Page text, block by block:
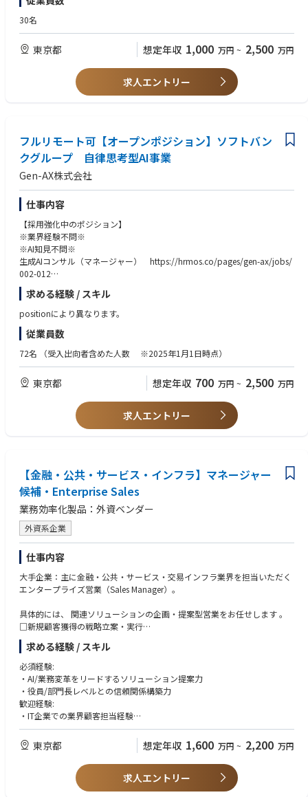
計・提案
◾️Enterprise Solution Selling
・経営層との信頼関係を構築し、長期的な戦略パートナーシップを推進
・代表や経営陣をエグゼクティブスポンサーとして巻き込み、案件戦略を
リード
・社内外のステークホルダーをオーケストレーションし、複雑な案件を推
◾️Business Expansion & Account Growth
・長期的なアカウント価値の最大化
◾️Sales Excellence
・アカウント攻略手法や営業プロセスの標準化・プレイブック整備
・市場・競合・業界動向を踏まえた営業戦略の高度化
・エンタープライズ営業組織のベストプラクティス構築への貢献
【仕事の魅力】
◾️保険会社と共に、業界全体を変革する戦略を描ける
保険会社との戦略的パートナーシップを構築し、保険業界全体の変革を推
進する役割を担っています。単一案件の受注ではなく、「業界インフラを
共創する」というスケールの大きな挑戦に携わることができます。
◾️ベンダーではなく、事業会社として保険業界の変革をリードできる
システム導入を目的とした提案ではなく、AIやSaaS、BPaaSを組み合わせ
Tベンダーでは得難い、事業会社ならではのスピード感とダイナミックな
挑戦をすることができます。
◾️経営陣と伴走しながら、日本を代表する保険会社を攻略できる
案件ごとに代表をはじめとした経営陣がエグゼクティブスポンサーとして
参画します。営業個人に任せるのではなく、経営陣やプロダクトチームが
一体となって大型案件を推進するため、より高い視座でアカウントマネジ
メントに取り組むことができます。
◾️営業組織そのものを創り上げるフェーズに携われる
現在は、保険会社向けエンタープライズ営業組織を立ち上げているフェー
ズです。案件を獲得するだけでなく、アカウント攻略手法や営業プロセス
・継続率向上、アップセル戦略、事業構造改善
・顧客からのヒアリングを通じた課題抽出からソリューションの商品化
◆組織・オペレーションの設計と仕組み化
・KPIモニタリング、KPI実現
・属人的な行政案件のプロジェクト運用を標準化
◆ステークホルダーとの高度な調整
・自治体職員、政府系機関、議会、地域事業者との関係構築
・顧客との折衝を通じたアップ/クロスセル、アカウントマネジメント
・長期パートナーシップを前提とした信頼醸成の推進
・マネジメントのご経験
・自治体・公共領域の経験
・急成長フェーズで、事業や組織のスケールを牽引した経験
・複数プロダクトを横断して、事業全体の成長戦略を推進した経験
・経営に近い立場で、高速な意思決定を実現した経験
伸ばしてきた方
・事業会社で新規事業を0→1で立ち上げ、P/L責任を持たれた方
・公共系スタートアップ等で、公共領域の事業を自ら成長させてきた方
30名
東京都 想定年収 1,000 万円 ~ 2,500 万円
求人エントリー
フルリモート可【オープンポジション】ソフトバン
クグループ 自律思考型AI事業
Gen-AX株式会社
仕事内容
【採用強化中のポジション】
※業界経験不問※
※AI知見不問※
生成AIコンサル（マネージャー） https://hrmos.co/pages/gen-ax/jobs/
002-012
生成AIコンサル（スタッフ） https://hrmos.co/pages/gen-ax/jobs/002-
011
■募集背景
現在コンサル組織5名
取引先の大手クライアント30社超え、外部委託サービスを利用しながら進
めているので、一緒にクライアントの課題解決をしていただける方を採用
元外資大手戦略コンサル：ＡＩの専門性を身に着けたい、組織立ち上げを
元BIG4シニアマネージャー：AIをやりたい、デロイトで新しいテクノロジ
ー領域メタバースもやっていた、
元大手外資総合系コンサルファーム若手：コンサルのPOCどまりが多く、
最後までプロダクトを提供していきたい
インタビュー記事：https://note.com/gen_ax/n/nd30155c9a953
【ABOUT US】https://www.gen-ax.co.jp/aboutus/
自立に自律を融合し、次の“流れ”を生成する ー
Gen-AX（ジェナックス）は、コンタクトセンターの複雑な実務と課題を深
く理解し、自律型AIオペレーターを起点に顧客の課題を解決する変革者集
団です。
単なるSaaS提供ベンダーとしてではなく各領域において、実装で価値を出
し切るプロフェッショナルが、AI時代に適合したBPR戦略やロードマップ
の策定、データモデルの設計までを一気通貫で支援します。
さらにソフトバンクのグループの事業フィールドと技術アセットも活用
し、理論ではなく「現場で価値を生み出すAI」を広く社会へ展開すること
で、すべてのカスタマーサービスのあり方を”革新”します。
■Gen-AX株式会社 カンパニーデック
https://speakerdeck.com/genax/gen-ax-gen-axzhu-shi-hui-she-kanpanid
etuku
■自律思考型AIで業務改革を支援する「Gen-AX」とは。砂金CEOインタビ
https://www.softbank.jp/sbnews/entry/20250122_01
求める経験 / スキル
positionにより異なります。
従業員数
72名 （受入出向者含めた人数 ※2025年1月1日時点）
東京都 想定年収 700 万円 ~ 2,500 万円
求人エントリー
【金融・公共・サービス・インフラ】マネージャー
候補・Enterprise Sales
業務効率化製品：外資ベンダー
外資系企業
仕事内容
大手企業：主に金融・公共・サービス・交易インフラ業界を担当いただく
エンタープライズ営業（Sales Manager）。
具体的には、 関連ソリューションの企画・提案型営業をお任せします 。
□新規顧客獲得の戦略立案・実行
□再販パートナー様との協業での商談推進
□既存顧客の継続的サポートの推進
□ターゲット領域および顧客に対する戦略立案・実行
□マーケティング、インサイドセールスを活用したパイプラインの増大施
策の立案・実行
□パートナー協業による新規顧客開拓
求める経験 / スキル
必須経験:
・AI/業務変革をリードするソリューション提案力
・役員/部門長レベルとの信頼関係構築力
歓迎経験:
・IT企業での業界顧客担当経験
・スタートアップ企業での営業経験、新しいビジネスモデルの構築経験
東京都 想定年収 1,600 万円 ~ 2,200 万円
求人エントリー